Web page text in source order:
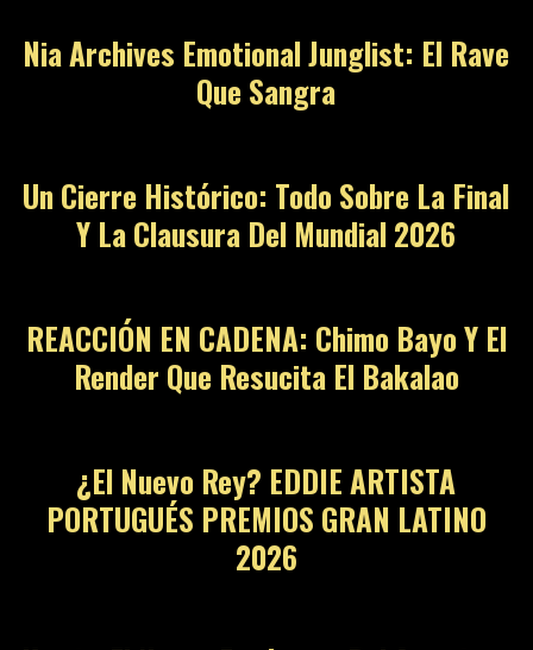
Nia Archives Emotional Junglist: El Rave
Que Sangra
Un Cierre Histórico: Todo Sobre La Final
Y La Clausura Del Mundial 2026
REACCIÓN EN CADENA: Chimo Bayo Y El
Render Que Resucita El Bakalao
¿El Nuevo Rey? EDDIE ARTISTA
PORTUGUÉS PREMIOS GRAN LATINO
2026